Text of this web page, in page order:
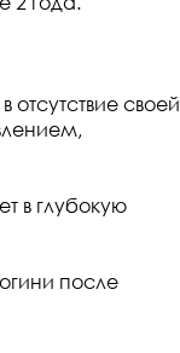
своей
в глубокую
после